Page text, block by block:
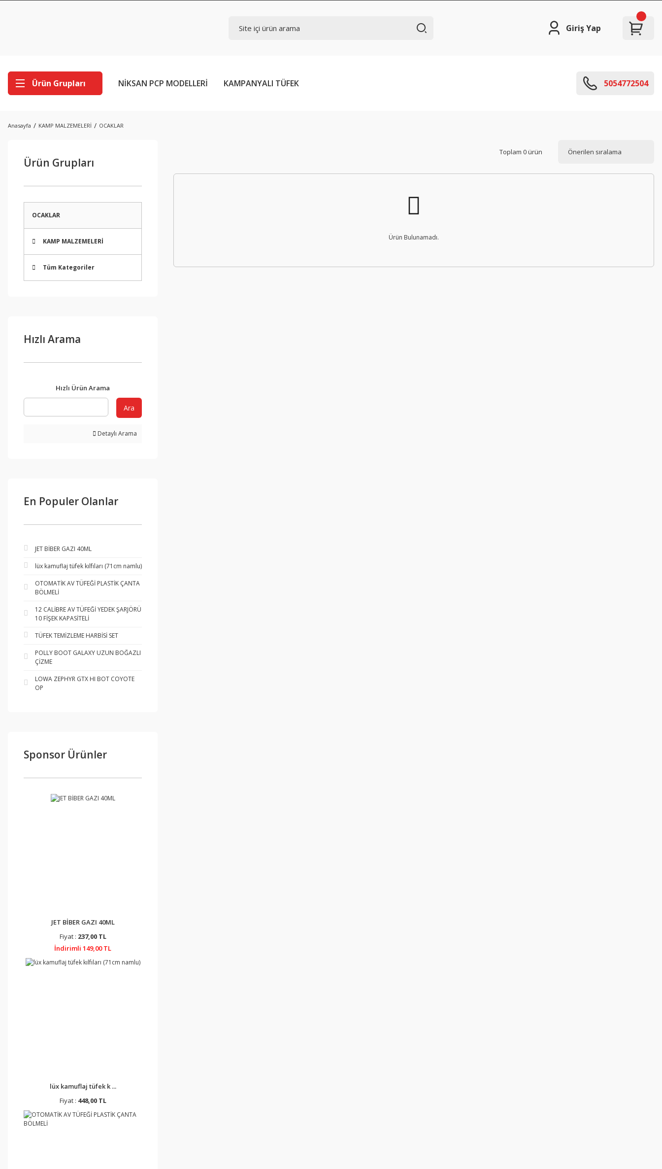
Giriş Yap
Ürün Grupları NİKSAN PCP MODELLERİ KAMPANYALI TÜFEK 5054772504
Anasayfa KAMP MALZEMELERİ OCAKLAR
Ürün Grupları
OCAKLAR
KAMP MALZEMELERİ
Tüm Kategoriler
Hızlı Arama
Hızlı Ürün Arama
Ara
Detaylı Arama
En Populer Olanlar
JET BİBER GAZI 40ML
lüx kamuflaj tüfek kılfıları (71cm namlu)
OTOMATİK AV TÜFEĞİ PLASTİK ÇANTA
BÖLMELİ
12 CALİBRE AV TÜFEĞİ YEDEK ŞARJÖRÜ
10 FİŞEK KAPASİTELİ
TÜFEK TEMİZLEME HARBİSİ SET
POLLY BOOT GALAXY UZUN BOĞAZLI
ÇİZME
LOWA ZEPHYR GTX HI BOT COYOTE
OP
Sponsor Ürünler
JET BİBER GAZI 40ML
Fiyat : 237,00 TL
İndirimli 149,00 TL
lüx kamuflaj tüfek k ...
Fiyat : 448,00 TL
Toplam 0 ürün
Ürün Bulunamadı.